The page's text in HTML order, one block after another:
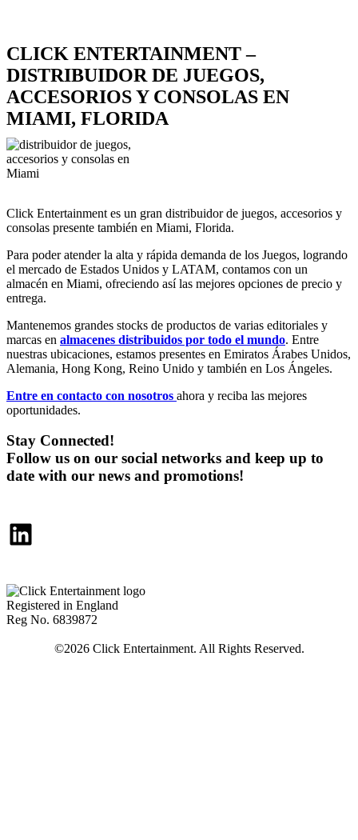
CLICK ENTERTAINMENT –
DISTRIBUIDOR DE JUEGOS,
ACCESORIOS Y CONSOLAS EN
MIAMI, FLORIDA
Click Entertainment es un gran distribuidor de juegos, accesorios y
consolas presente también en Miami, Florida.
Para poder atender la alta y rápida demanda de los Juegos, logrando
el mercado de Estados Unidos y LATAM, contamos con un
almacén en Miami, ofreciendo así las mejores opciones de precio y
entrega.
Mantenemos grandes stocks de productos de varias editoriales y
marcas en almacenes distribuidos por todo el mundo. Entre
nuestras ubicaciones, estamos presentes en Emiratos Árabes Unidos,
Alemania, Hong Kong, Reino Unido y también en Los Ángeles.
Entre en contacto con nosotros ahora y reciba las mejores
oportunidades.
Stay Connected!
Follow us on our social networks and keep up to
date with our news and promotions!
LinkedIn
Registered in England
Reg No. 6839872